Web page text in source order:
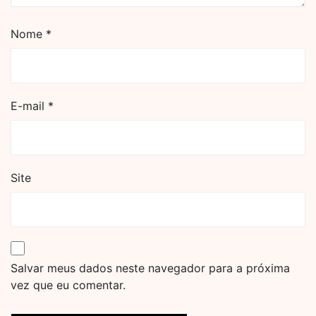
Nome *
E-mail *
Site
Salvar meus dados neste navegador para a próxima
vez que eu comentar.